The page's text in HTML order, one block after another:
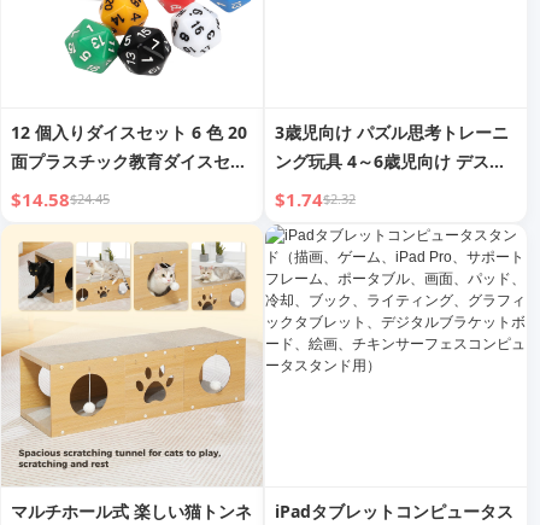
12 個入りダイスセット 6 色 20
面プラスチック教育ダイスセッ
ト ボードゲーム 教育用
$14.58$24.45
3歳児向け パズル思考トレーニ
ング玩具 4～6歳児向け デスク
トップダブルバトルボードゲー
ム カタパルトマシン ピンボー
ルマシン
$1.74$2.32
マルチホール式 楽しい猫トンネ
iPadタブレットコンピュータス